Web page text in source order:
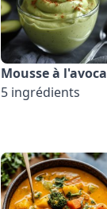
Mousse à
5 ingrédients